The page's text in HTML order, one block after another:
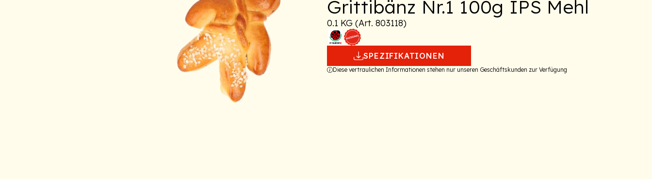
Grittibänz Nr.1 100g IPS Mehl
0.1 KG (Art. 803118)
SPEZIFIKATIONEN
Diese vertraulichen Informationen stehen nur unseren Geschäftskunden zur Verfügung